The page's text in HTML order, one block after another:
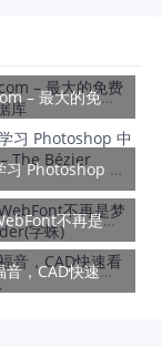
FlatIcon.com – 最大的免费矢量图标数据库
通过游戏学习 Photoshop 中钢笔的使用 – The Bézier Game
实现中文WebFont不再是梦 — Font-Spider(字蛛)
工程人的福音，CAD快速看图VIP破解版